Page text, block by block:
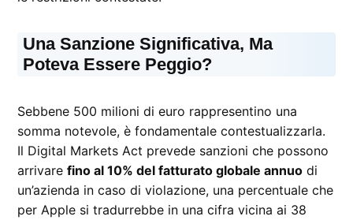
Una Sanzione Significativa, Ma
Poteva Essere Peggio?
Sebbene 500 milioni di euro rappresentino una
somma notevole, è fondamentale contestualizzarla.
Il Digital Markets Act prevede sanzioni che possono
arrivarefino al 10% del fatturato globale annuo di
un’azienda in caso di violazione, una percentuale che
per Apple si tradurrebbe in una cifra vicina ai 38